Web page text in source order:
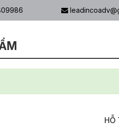
HỖ